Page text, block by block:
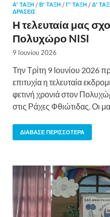
Α' ΤΑΞΗ /Β' ΤΑΞΗ /Γ' ΤΑΞΗ /Δ'
ΔΡΆΣΕΙΣ
Η τελευταία μας
Πολυχώρο NISI
9 Ιουνίου 2026
Την Τρίτη 9 Ιουνίου 2026
επιτυχία η τελευταία
φετινή χρονιά στον
στις Ράχες Φθιώτιδας. Οι
ΔΙΆΒΑΣΕ ΠΕΡΙΣΣΌΤΕΡΑ